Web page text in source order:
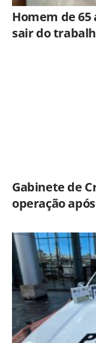
Homem de 65
sair do
Gabinete de
operação